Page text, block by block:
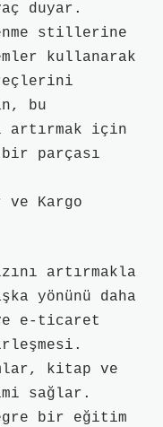
duyar.
stillerine
kullanarak
bu
için
parçası
Kargo
artırmakla
yönünü daha
e-ticaret
kitap ve
sağlar.
bir eğitim